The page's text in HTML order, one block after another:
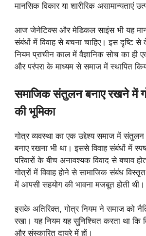
मानसिक विकार या शारीरिक असामान्यताएं
आज जेनेटिक्स और मेडिकल साइंस भी यह
संबंधों में विवाह से बचना चाहिए। इस दृष्टि से
नियम प्राचीन काल में वैज्ञानिक सोच का ही
और परंपरा के माध्यम से समाज में स्थापित
समाजिक संतुलन बनाए रखने में
की भूमिका
गोत्र व्यवस्था का एक उद्देश्य समाज में संतुलन
बनाए रखना भी था। इससे विवाह संबंधों में
परिवारों के बीच अनावश्यक विवाद से बचाव
गोत्रों में विवाह होने से सामाजिक संबंध
में आपसी सहयोग की भावना मजबूत होती थी।
इसके अतिरिक्त, गोत्र नियम ने समाज को
रखा। यह नियम यह सुनिश्चित करता था कि
और संस्कारित दायरे में हों।